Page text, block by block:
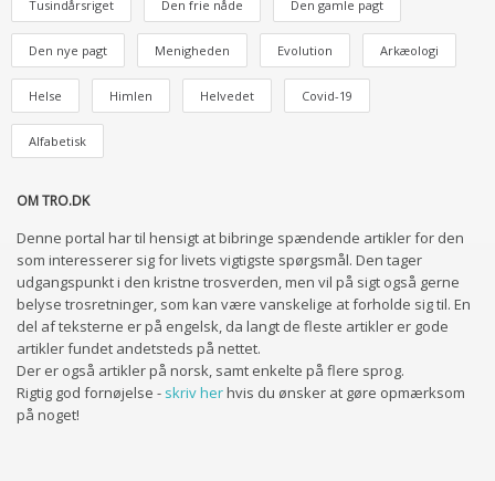
Tusindårsriget Den frie nåde Den gamle pagt
Den nye pagt Menigheden Evolution Arkæologi
Helse Himlen Helvedet Covid-19
Alfabetisk
OM TRO.DK
Denne portal har til hensigt at bibringe spændende artikler for den
som interesserer sig for livets vigtigste spørgsmål. Den tager
udgangspunkt i den kristne trosverden, men vil på sigt også gerne
belyse trosretninger, som kan være vanskelige at forholde sig til. En
del af teksterne er på engelsk, da langt de fleste artikler er gode
artikler fundet andetsteds på nettet.
Der er også artikler på norsk, samt enkelte på flere sprog.
Rigtig god fornøjelse - skriv herhvis du ønsker at gøre opmærksom
på noget!